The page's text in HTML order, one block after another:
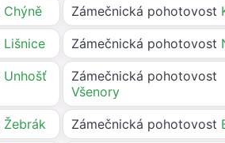
Chýně Zámečnická pohotovost
Lišnice Zámečnická pohotovost
Unhošť
Zámečnická pohotovost
Všenory
Žebrák Zámečnická pohotovost